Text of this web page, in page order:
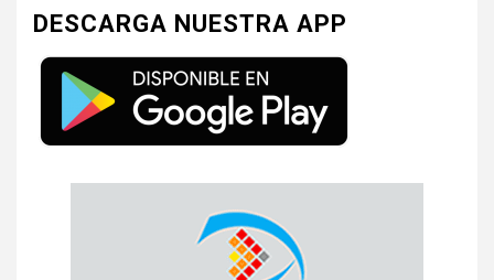
DESCARGA NUESTRA APP